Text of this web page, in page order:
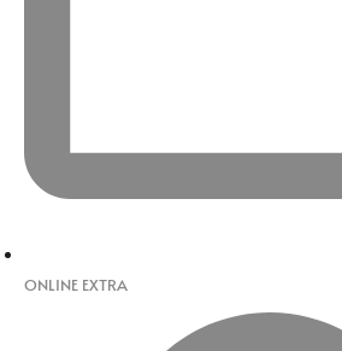
ONLINE EXTRA